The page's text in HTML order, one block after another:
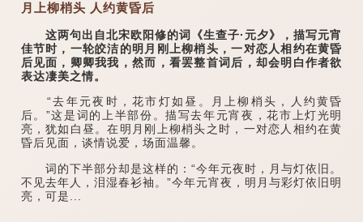
月上柳梢头 人约黄昏后
这两句出自北宋欧阳修的词《生查子·元夕》，描写元宵
佳节时，一轮皎洁的明月刚上柳梢头，一对恋人相约在黄昏
后见面，卿卿我我，然而，看罢整首词后，却会明白作者欲
表达凄美之情。
“去年元夜时，花市灯如昼。月上柳梢头，人约黄昏
后。”这是词的上半部份。描写去年元宵夜，花市上灯光明
亮，犹如白昼。在明月刚上柳梢头之时，一对恋人相约在黄
昏后见面，谈情说爱，场面温馨。
词的下半部分却是这样的：“今年元夜时，月与灯依旧。
不见去年人，泪湿春衫袖。”今年元宵夜，明月与彩灯依旧明
亮，可是...